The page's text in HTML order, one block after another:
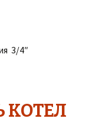
3/4″
КОТЕЛ